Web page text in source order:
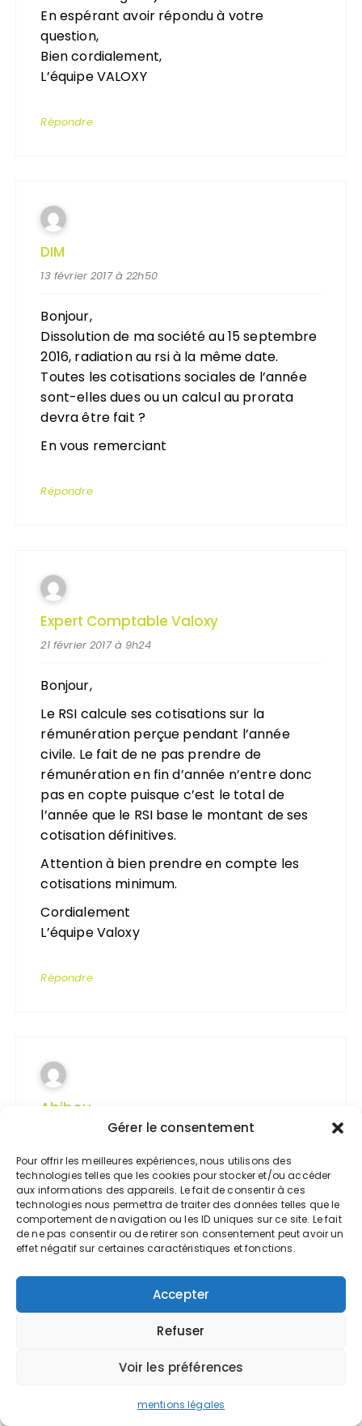
Gérer le consentement
Pour offrir les meilleures expériences, nous utilisons des
technologies telles que les cookies pour stocker et/ou accéder
aux informations des appareils. Le fait de consentir à ces
technologies nous permettra de traiter des données telles que le
comportement de navigation ou les ID uniques sur ce site. Le fait
de ne pas consentir ou de retirer son consentement peut avoir un
effet négatif sur certaines caractéristiques et fonctions.
Accepter
Refuser
Voir les préférences
mentions légales
En espérant avoir répondu à votre
question,
Bien cordialement,
L’équipe VALOXY
Répondre
DIM
13 février 2017 à 22h50
Bonjour,
Dissolution de ma société au 15 septembre
2016, radiation au rsi à la même date.
Toutes les cotisations sociales de l’année
sont-elles dues ou un calcul au prorata
devra être fait ?
En vous remerciant
Répondre
Expert Comptable Valoxy
21 février 2017 à 9h24
Bonjour,
Le RSI calcule ses cotisations sur la
rémunération perçue pendant l’année
civile. Le fait de ne pas prendre de
rémunération en fin d’année n’entre donc
pas en copte puisque c’est le total de
l’année que le RSI base le montant de ses
cotisation définitives.
Attention à bien prendre en compte les
cotisations minimum.
Cordialement
L’équipe Valoxy
Répondre
Abibou
17 mars 2017 à 20h02
Bonjour et merci pour votre article qui
permet d’y voir plus clair.
J’aimerai une précision :
Comme « DIM », dissolution SàRL au 15
septembre, cotisation minimale car déjà
affilié à la CPAM suite à la reprise d’une
activité salarié, et revenu de la société nul.
J’ai environ 10 prévisionnels différents, et
les cotisations définitives s’élèvent toutes
environ 5) à mon encontre.
normal cette régularisation à la hausse ?